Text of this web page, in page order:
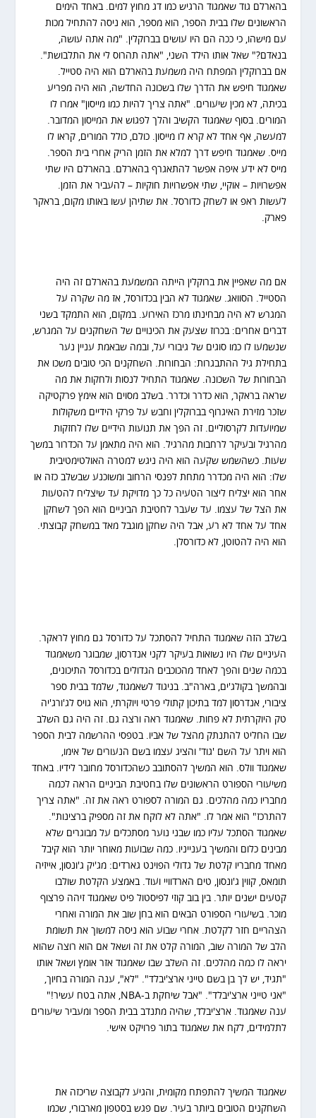
בהארלם גוד שאמגוד הרגיש כמו דג מחוץ למים. באחד הימים
הראשונים שלו בבית הספר, הוא מספר, הוא ניסה להתחיל מכות
עם מישהו, כי ככה הם היו עושים בברוקלין. "מה אתה עושה,
בנאדם?" שאל אותו הילד השני, "אתה תהרוס לי את התלבושת".
אם בברוקלין המפתח היה משמעת בהארלם הוא היה סטייל.
שאמגוד חיפש את הדרך שלו בשכונה החדשה, הוא היה מפריע
בכיתה, לא מכין שיעורים. "אתה צריך להיות כמו מייסון" אמרו לו
המורים. בסוף שאמגוד הקשיב והלך לפגוש את המייסון המדובר.
למעשה, אף אחד לא קרא לו מייסון. כולם, כולל המורים, קראו לו
מייס. שאמגוד חיפש דרך למלא את הזמן הריק אחרי בית הספר.
מייס לא ידע איפה אפשר להתאגרף בהארלם. בהארלם היו שתי
אפשרויות – אוקיי, שתי אפשרויות חוקיות – להעביר את הזמן.
לעשות ראפ או לשחק כדורסל. את שתיהן עשו באותו מקום, בראקר
פארק.
אם מה שאפיין את ברוקלין הייתה המשמעת בהארלם זה היה
הסטייל. הסוואג. שאמגוד לא הבין בכדורסל, אז מה שקרה על
המגרש לא היה מבחינתו מרכז האירוע. במקום, הוא התמקד בשני
דברים אחרים: בכרוז שצעק את הכינויים של השחקנים על המגרש,
שנשמעו לו כמו סוגים של גיבורי על, ובמה שבאמת עניין נער
בתחילת גיל ההתבגרות: הבחורות. השחקנים הכי טובים משכו את
הבחורות של השכונה. שאמגוד התחיל לנסות ולחקות את מה
שראה בראקר, הוא כדרר וכדרר. בשלב מסוים הוא אימץ פרקטיקה
שזכר מזירת האיגרוף בברוקלין וחבש על פרקי הידיים משקולות
שמיועדות לקרסוליים. זה הפך את תנועות הידיים שלו לחזקות
מהרגיל ובעיקר לרחבות מהרגיל. הוא היה מתאמן על הכדרור במשך
שעות. כשהשמש שקעה הוא היה ניגש למטרה האולטימטיבית
שלו: הוא היה מכדרר מתחת לפנסי הרחוב ומשוכנע שבשלב כזה או
אחר הוא יצליח ליצור הטעיה כל כך מדויקת עד שיצליח להטעות
את הצל של עצמו. עד שעבר לחטיבת הביניים הוא הפך לשחקן
אחד על אחד לא רע, אבל היה שחקן מוגבל מאד במשחק קבוצתי.
הוא היה להטוטן, לא כדורסלן.
בשלב הזה שאמגוד התחיל להסתכל על כדורסל גם מחוץ לראקר.
העיניים שלו היו נשואות בעיקר לקני אנדרסון, שמבוגר משאמגוד
בכמה שנים והפך לאחד מהכוכבים הגדולים בכדורסל התיכונים,
ובהמשך בקולג'ים, בארה"ב. בניגוד לשאמגוד, שלמד בבית ספר
ציבורי, אנדרסון למד בתיכון קתולי פרטי ויוקרתי, הוא גויס לג'ורג'יה
טק היוקרתית לא פחות. שאמגוד ראה ורצה גם. זה היה גם השלב
שבו החליט להתנתק מהצל של אביו. בטפסי ההרשמה לבית הספר
הוא ויתר על השם 'גוד' והציג עצמו בשם הנעורים של אימו,
שאמגוד וולס. הוא המשיך להסתובב כשהכדורסל מחובר לידיו. באחד
משיעורי הספורט הראשונים שלו בחטיבת הביניים הראה לכמה
מחבריו כמה מהלכים. גם המורה לספורט ראה את זה. "אתה צריך
להתרכז" הוא אמר לו. "אתה לא לוקח את זה מספיק ברצינות".
שאמגוד הסתכל עליו כמו שבני נוער מסתכלים על מבוגרים שלא
מבינים כלום והמשיך בענייניו. כמה שבועות מאוחר יותר הוא קיבל
מאחד מחבריו קלטת של גדולי הפוינט גארדים: מג'יק ג'ונסון, אייזיה
תומאס, קווין ג'ונסון, טים הארדוויי ועוד. באמצע הקלטת שולבו
קטעים ישנים יותר. בין בוב קוזי לפיסטול פיט שאמגוד זיהה פרצוף
מוכר. בשיעורי הספורט הבאים הוא בחן שוב את המורה ואחרי
הצהריים חזר לקלטת. אחרי שבוע הוא ניסה למשוך את תשומת
הלב של המורה שוב, המורה קלט את זה ושאל אם הוא רוצה שהוא
יראה לו כמה מהלכים. זה השלב שבו שאמגוד אזר אומץ ושאל אותו
"תגיד, יש לך בן בשם טייני ארצ'יבלד". "לא", ענה המורה בחיוך,
"אני טייני ארצ'יבלד". "אבל שיחקת ב-NBA, אתה בטח עשיר!"
ענה שאמגוד. ארצ'יבלד, שהיה מתנדב בבית הספר ומעביר שיעורים
לתלמידים, לקח את שאמגוד בתור פרויקט אישי.
שאמגוד המשיך להתפתח מקומית, והגיע לקבוצה שריכזה את
השחקנים הטובים ביותר בעיר. שם פגש בסטפון מארבורי, שכמו